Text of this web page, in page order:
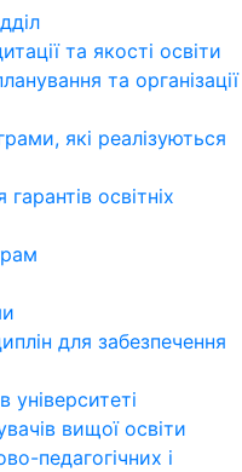
та якості освіти
та організації
які реалізуються
освітніх
для забезпечення
університеті
вищої освіти
педагогічних і